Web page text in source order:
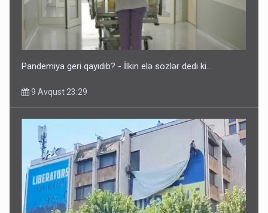
Pandemiya geri qayıdıb? - İlkin elə sözlər dedi ki...
9 Avqust 23:29